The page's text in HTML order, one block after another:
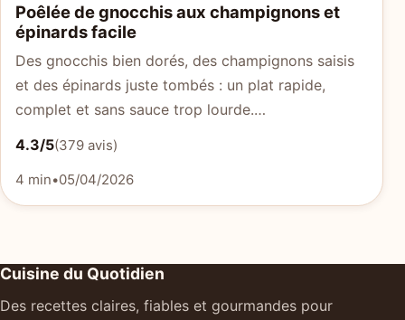
Poêlée de gnocchis aux champignons et
épinards facile
Des gnocchis bien dorés, des champignons saisis
et des épinards juste tombés : un plat rapide,
complet et sans sauce trop lourde.…
4.3/5(379 avis)
4 min•05/04/2026
Cuisine du Quotidien
Des recettes claires, fiables et gourmandes pour